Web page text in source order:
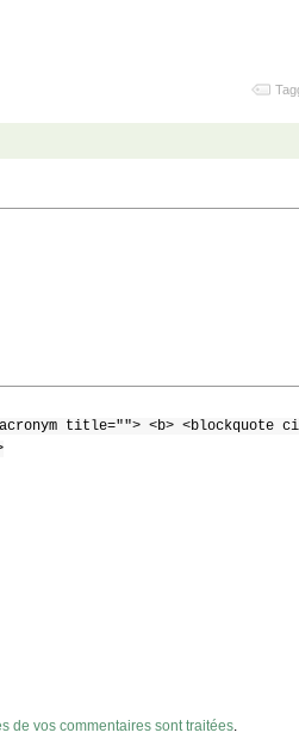
title=""> <b> <blockquote
de vos commentaires sont traitées.